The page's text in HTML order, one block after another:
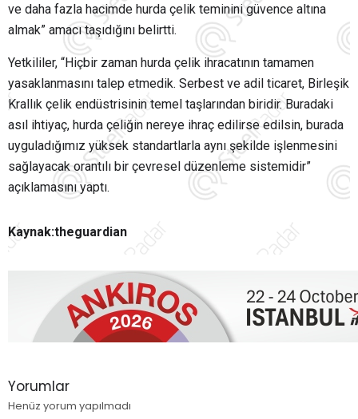
ve daha fazla hacimde hurda çelik teminini güvence altına
almak” amacı taşıdığını belirtti.
Yetkililer, “Hiçbir zaman hurda çelik ihracatının tamamen
yasaklanmasını talep etmedik. Serbest ve adil ticaret, Birleşik
Krallık çelik endüstrisinin temel taşlarından biridir. Buradaki
asıl ihtiyaç, hurda çeliğin nereye ihraç edilirse edilsin, burada
uyguladığımız yüksek standartlarla aynı şekilde işlenmesini
sağlayacak orantılı bir çevresel düzenleme sistemidir”
açıklamasını yaptı.
Kaynak:theguardian
Yorumlar
Henüz yorum yapılmadı